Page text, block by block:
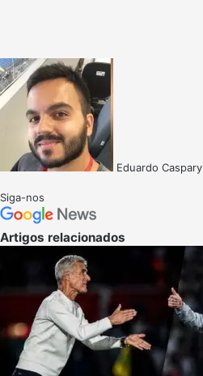
Eduardo Caspary
Siga-nos
Artigos relacionados